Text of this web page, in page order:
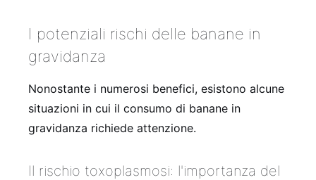
I potenziali rischi delle banane in
gravidanza
Nonostante i numerosi benefici, esistono alcune
situazioni in cui il consumo di banane in
gravidanza richiede attenzione.
Il rischio toxoplasmosi: l'importanza del